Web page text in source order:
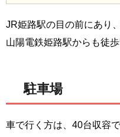
JR姫路駅の目の前にあり
山陽電鉄姫路駅からも徒歩
駐車場
車で行く方は、40台収容